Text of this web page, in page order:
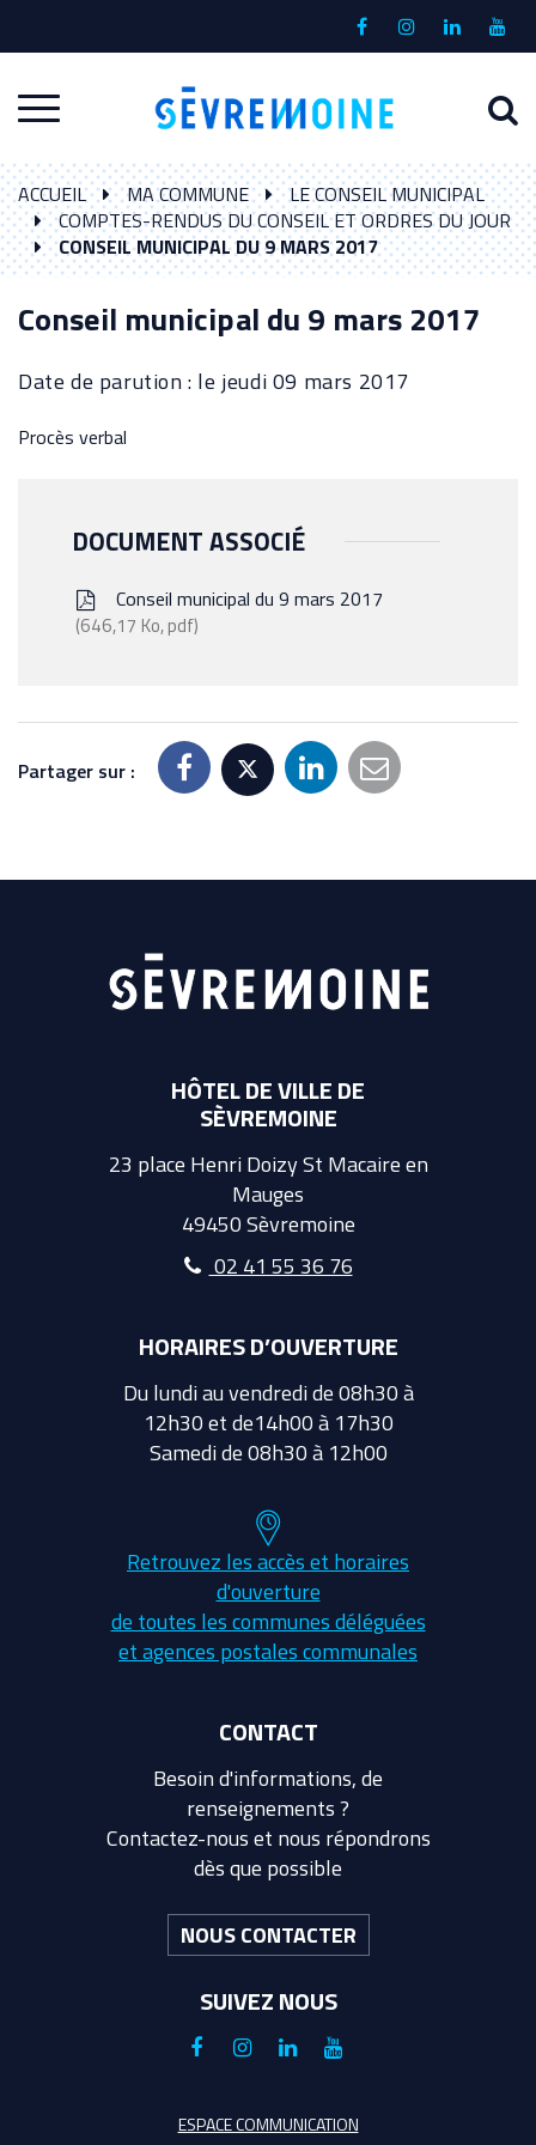
Lien
compte
Lien
Lien
compte
Lien
la
Aller
à
la
navigation
à
ACCUEIL MA COMMUNE
LE CONSEIL MUNICIPAL
COMPTES-RENDUS DU CONSEIL ET ORDRES DU JOUR
CONSEIL MUNICIPAL DU 9 MARS 2017
Conseil municipal du 9 mars 2017
Date de parution : le jeudi 09 mars 2017
Procès verbal
DOCUMENT ASSOCIÉ
Conseil municipal du 9 mars 2017
646,17 Ko, pdf
Partager sur :
HÔTEL DE VILLE DE
SÈVREMOINE
23 place Henri Doizy St Macaire en
Mauges
49450 Sèvremoine
02 41 55 36 76
HORAIRES D’OUVERTURE
Du lundi au vendredi de 08h30 à
12h30 et de14h00 à 17h30
Samedi de 08h30 à 12h00
Retrouvez les accès et horaires
d'ouverture
de toutes les communes déléguées
et agences postales communales
CONTACT
Besoin d'informations, de
renseignements ?
Contactez-nous et nous répondrons
dès que possible
NOUS CONTACTER
SUIVEZ NOUS
Lien
le
Lien
le
Lien
le
Lien
la
ESPACE COMMUNICATION